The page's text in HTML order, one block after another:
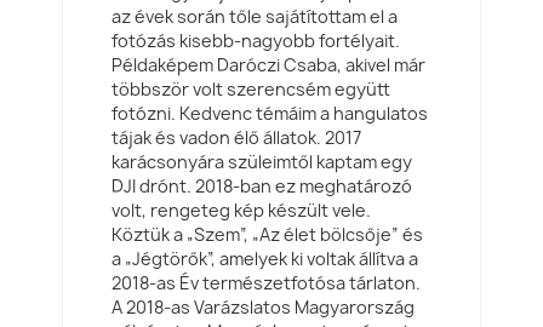
az évek során tőle sajátítottam el a
fotózás kisebb-nagyobb fortélyait.
Példaképem Daróczi Csaba, akivel már
többször volt szerencsém együtt
fotózni. Kedvenc témáim a hangulatos
tájak és vadon élő állatok. 2017
karácsonyára szüleimtől kaptam egy
DJI drónt. 2018-ban ez meghatározó
volt, rengeteg kép készült vele.
Köztük a „Szem”, „Az élet bölcsője” és
a „Jégtörők”, amelyek ki voltak állítva a
2018-as Év természetfotósa tárlaton.
A 2018-as Varázslatos Magyarország